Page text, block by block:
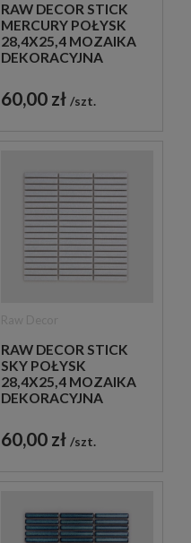
RAW DECOR STICK
MERCURY POŁYSK
28,4X25,4 MOZAIKA
DEKORACYJNA
60,00 zł szt.
RAW DECOR STICK
SKY POŁYSK
28,4X25,4 MOZAIKA
DEKORACYJNA
60,00 zł szt.